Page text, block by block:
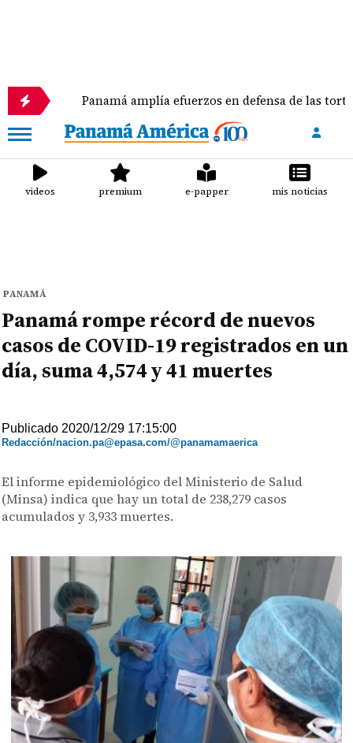
Panamá amplía efuerzos en defensa de las tortugas
videos premium e-papper mis noticias
PANAMÁ
Panamá rompe récord de nuevos
casos de COVID-19 registrados en un
día, suma 4,574 y 41 muertes
Publicado 2020/12/29 17:15:00
Redacción/nacion.pa@epasa.com/@panamamaerica
El informe epidemiológico del Ministerio de Salud
(Minsa) indica que hay un total de 238,279 casos
acumulados y 3,933 muertes.